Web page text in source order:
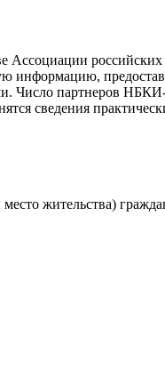
российских
информацию,
Число партнеров
сведения
жительства)